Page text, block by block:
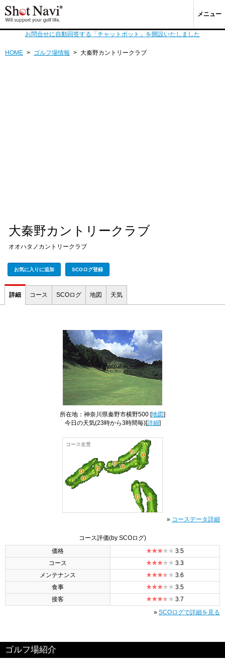
メニュー
お問合せに自動回答する「チャットボット」を開設いたしました
HOME > ゴルフ場情報 > 大秦野カントリークラブ
大秦野カントリークラブ
オオハタノカントリークラブ
お気に入りに追加 SCOログ登録
詳細 コース SCOログ 地図 天気
所在地：神奈川県秦野市横野500 [地図]
今日の天気(23時から3時間毎)[詳細]
コース全景
» コースデータ詳細
コース評価(by SCOログ)
価格
3.5
コース
3.3
メンテナンス
3.6
食事
3.5
接客
3.7
» SCOログで詳細を見る
ゴルフ場紹介